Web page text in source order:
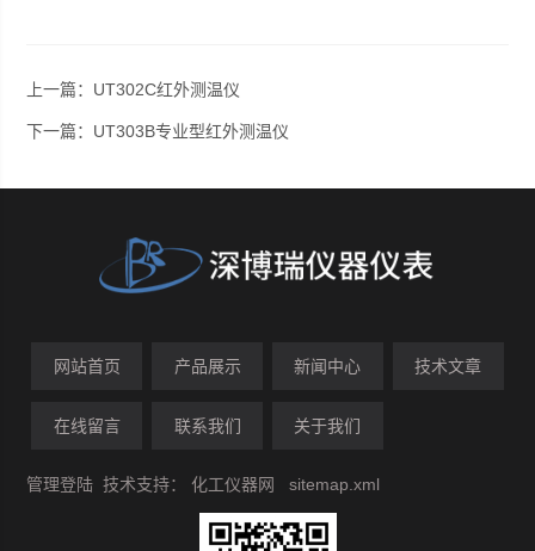
上一篇： UT302C红外测温仪
下一篇： UT303B专业型红外测温仪
网站首页 产品展示 新闻中心 技术文章
在线留言 联系我们 关于我们
管理登陆 技术支持：化工仪器网 sitemap.xml